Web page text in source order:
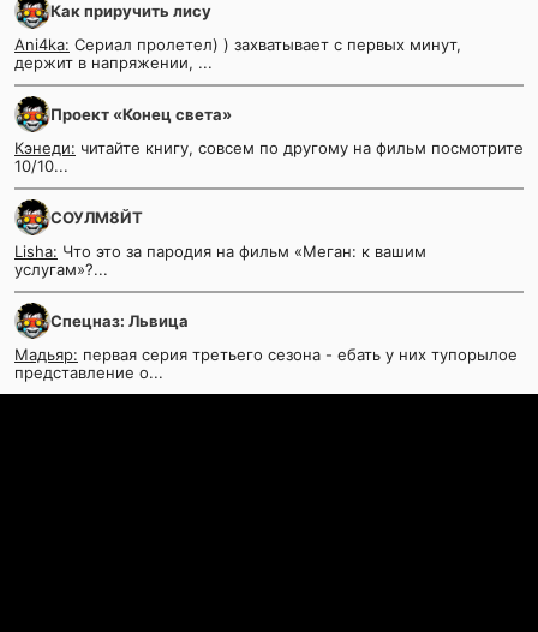
Как приручить лису
Ani4ka: Сериал пролетел) ) захватывает с первых минут,
держит в напряжении, ...
Проект «Конец света»
Кэнеди: читайте книгу, совсем по другому на фильм посмотрите
10/10...
СОУЛМ8ЙТ
Lisha: Что это за пародия на фильм «Меган: к вашим
услугам»?...
Спецназ: Львица
Мадьяр: первая серия третьего сезона - ебать у них тупорылое
представление о...